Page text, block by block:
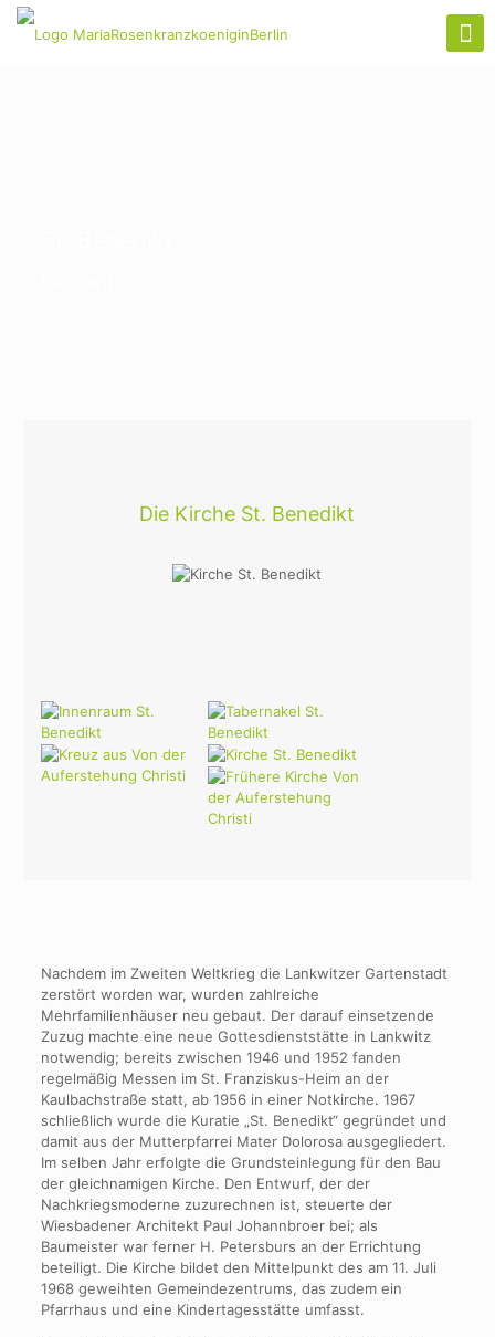
Die Kirche St. Benedikt
Nachdem im Zweiten Weltkrieg die Lankwitzer Gartenstadt
zerstört worden war, wurden zahlreiche
Mehrfamilienhäuser neu gebaut. Der darauf einsetzende
Zuzug machte eine neue Gottesdienststätte in Lankwitz
notwendig; bereits zwischen 1946 und 1952 fanden
regelmäßig Messen im St. Franziskus-Heim an der
Kaulbachstraße statt, ab 1956 in einer Notkirche. 1967
schließlich wurde die Kuratie „St. Benedikt“ gegründet und
damit aus der Mutterpfarrei Mater Dolorosa ausgegliedert.
Im selben Jahr erfolgte die Grundsteinlegung für den Bau
der gleichnamigen Kirche. Den Entwurf, der der
Nachkriegsmoderne zuzurechnen ist, steuerte der
Wiesbadener Architekt Paul Johannbroer bei; als
Baumeister war ferner H. Petersburs an der Errichtung
beteiligt. Die Kirche bildet den Mittelpunkt des am 11. Juli
1968 geweihten Gemeindezentrums, das zudem ein
Pfarrhaus und eine Kindertagesstätte umfasst.